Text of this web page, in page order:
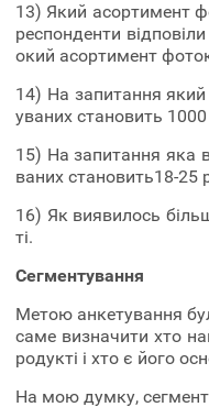
13) Який асортимент
респонденти
окий асортимент
14) На запитання
уваних становить
15) На запитання яка
ваних становить18-25
16) Як виявилось
ті.
Сегментування
Метою анкетування
саме визначити хто
родукті і хто є його
На мою думку,